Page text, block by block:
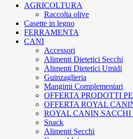
AGRICOLTURA
Raccolta olive
Casette in legno
FERRAMENTA
CANI
Accessori
Alimenti Dietetici Secchi
Alimenti Dietetici Umidi
Guinzaglieria
Mangimi Complementari
OFFERTA PRODOTTI
OFFERTA ROYAL
ROYAL CANIN SACCHI
Snack
Alimenti Secchi